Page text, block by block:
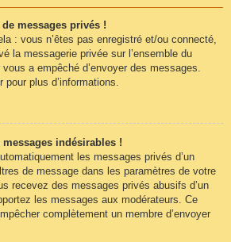
messages privés !
: vous n’êtes pas enregistré et/ou connecté,
la messagerie privée sur l’ensemble du
a empêché d’envoyer des messages.
plus d’informations.
indésirables !
les messages privés d’un
de message dans les paramètres de votre
recevez des messages privés abusifs d’un
les messages aux modérateurs. Ce
complètement un membre d’envoyer